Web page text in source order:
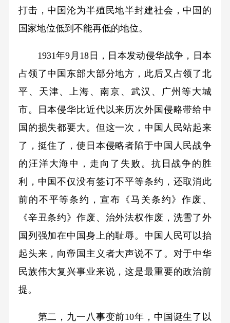
打击，中国沦为半殖民地半封建社会，中国的
国家地位低到不能再低的地位。
1931年9月18日，日本发动侵华战争，日本
占领了中国东部大部分地方，此后又占领了北
平、天津、上海、南京、武汉、广州等大城
市。日本侵华比近代以来历次外国侵略带给中
国的损失都要大。但这一次，中国人民站起来
了，挺住了，使日本侵略者陷于中国人民战争
的汪洋大海中，走向了失败。抗日战争的胜
利，中国不仅没有签订不平等条约，还取消此
前的不平等条约，宣布《马关条约》作废、
《辛丑条约》作废、治外法权作废，洗雪了外
国列强加在中国身上的耻辱。中国人民可以抬
起头来，向帝国主义者大声说不了。对于中华
民族伟大复兴事业来说，这是最重要的政治前
提。
第二，九一八事变前10年，中国诞生了以